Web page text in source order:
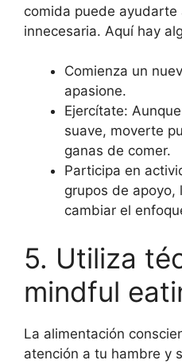
comida puede ayudarte
innecesaria. Aquí hay
Comienza un
apasione.
Ejercítate:
suave, moverte
ganas de comer.
Participa en
grupos de apoyo,
cambiar el
5. Utiliza
mindful
La alimentación
atención a tu hambre y